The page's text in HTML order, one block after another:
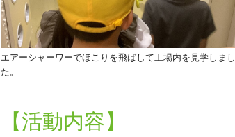
エアーシャーワーでほこりを飛ばして工場内を見学しまし
た。
【活動内容】